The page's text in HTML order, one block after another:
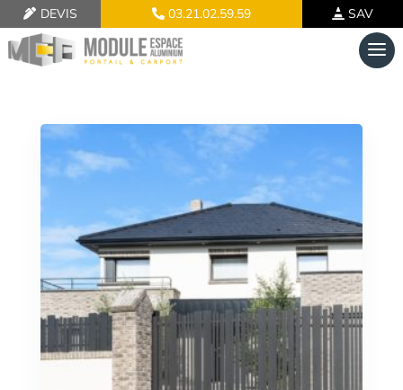
DEVIS 03.21.02.59.59 SAV